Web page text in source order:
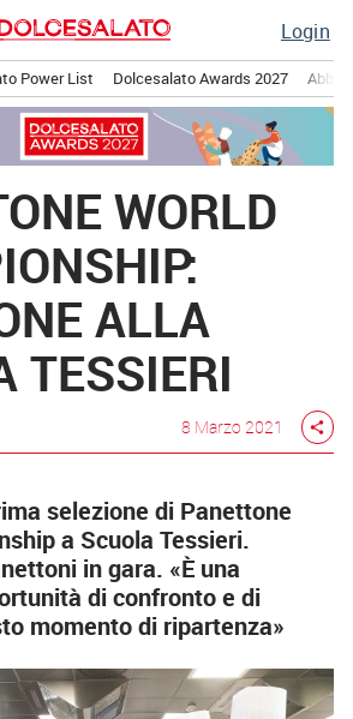
Login
Power List Dolcesalato Awards 2027
WORLD
ALLA
TESSIERI
8 Marzo 2021 share
selezione di Panettone
a Scuola Tessieri.
in gara. «È una
di confronto e di
momento di ripartenza»